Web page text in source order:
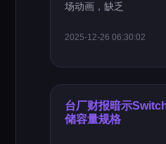
场动画，缺乏
2025-12-26 06:30:02
台厂财报暗示
储容量规格